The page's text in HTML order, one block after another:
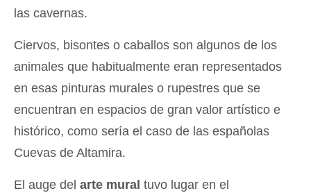
las cavernas.
Ciervos, bisontes o caballos son algunos de los
animales que habitualmente eran representados
en esas pinturas murales o rupestres que se
encuentran en espacios de gran valor artístico e
histórico, como sería el caso de las españolas
Cuevas de Altamira.
El auge del arte mural tuvo lugar en el